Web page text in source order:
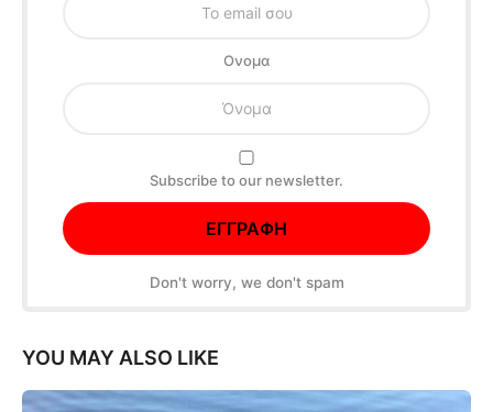
Oνομα
Subscribe to our newsletter.
Don't worry, we don't spam
YOU MAY ALSO LIKE